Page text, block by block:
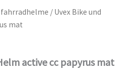
fahrradhelme / Uvex Bike und
mat
active cc papyrus mat